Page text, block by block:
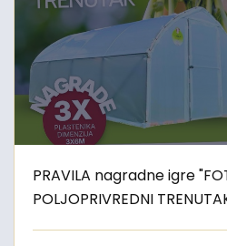
PRAVILA nagradne igre
POLJOPRIVREDNI